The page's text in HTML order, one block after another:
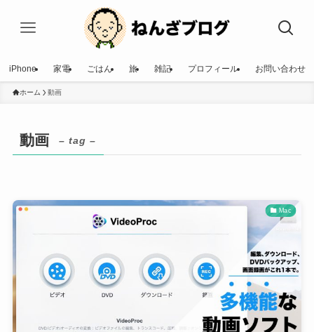
iPhone 家電 ごはん 旅 雑記 プロフィール お問い合わせ
ホーム 動画
動画 – tag –
Mac